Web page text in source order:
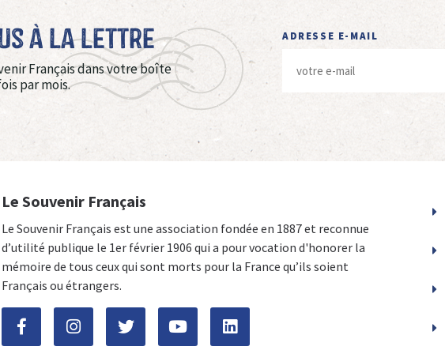
à La Lettre
Français dans votre boîte
par mois.
ADRESSE E-MAIL
Le Souvenir Français
Le Souvenir Français est une association fondée en 1887 et reconnue
d’utilité publique le 1er février 1906 qui a pour vocation d'honorer la
mémoire de tous ceux qui sont morts pour la France qu’ils soient
Français ou étrangers.